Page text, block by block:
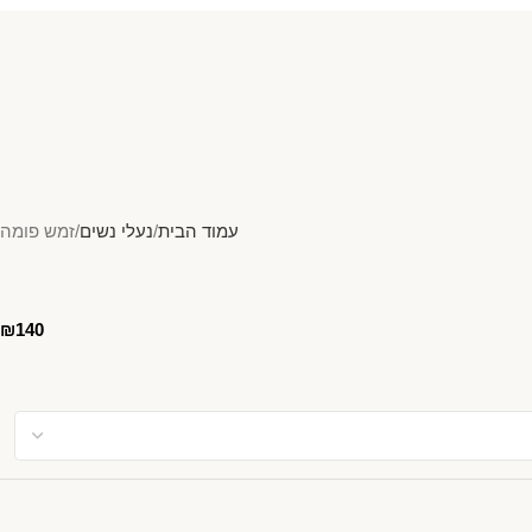
עמוד הבית נעלי נשים זמש פומה
₪140